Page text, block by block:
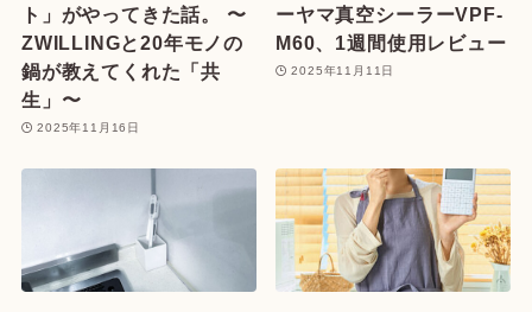
ト」がやってきた話。 〜
ZWILLINGと20年モノの
鍋が教えてくれた「共
生」〜
2025年11月16日
ーヤマ真空シーラーVPF-
M60、1週間使用レビュー
2025年11月11日